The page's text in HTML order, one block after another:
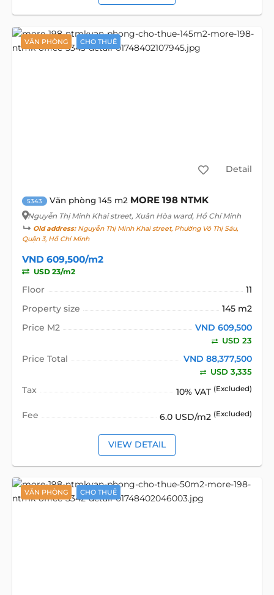
VĂN PHÒNG CHO THUÊ
Detail
5343 Văn phòng 145 m2 MORE 198 NTMK
Nguyễn Thị Minh Khai street, Xuân Hòa ward, Hồ Chí Minh
Old address:Nguyễn Thị Minh Khai street, Phường Võ Thị Sáu,
Quận 3, Hồ Chí Minh
VND 609,500/m2
USD 23/m2
Floor
11
Property size
145 m2
Price M2
VND 609,500
USD 23
Price Total VND 88,377,500
USD 3,335
Tax 10% VAT (Excluded)
Fee 6.0 USD/m2 (Excluded)
VIEW DETAIL
VĂN PHÒNG CHO THUÊ